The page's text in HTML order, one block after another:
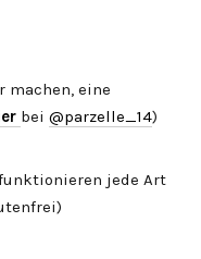
machen, eine
bei @parzelle_14)
jede Art